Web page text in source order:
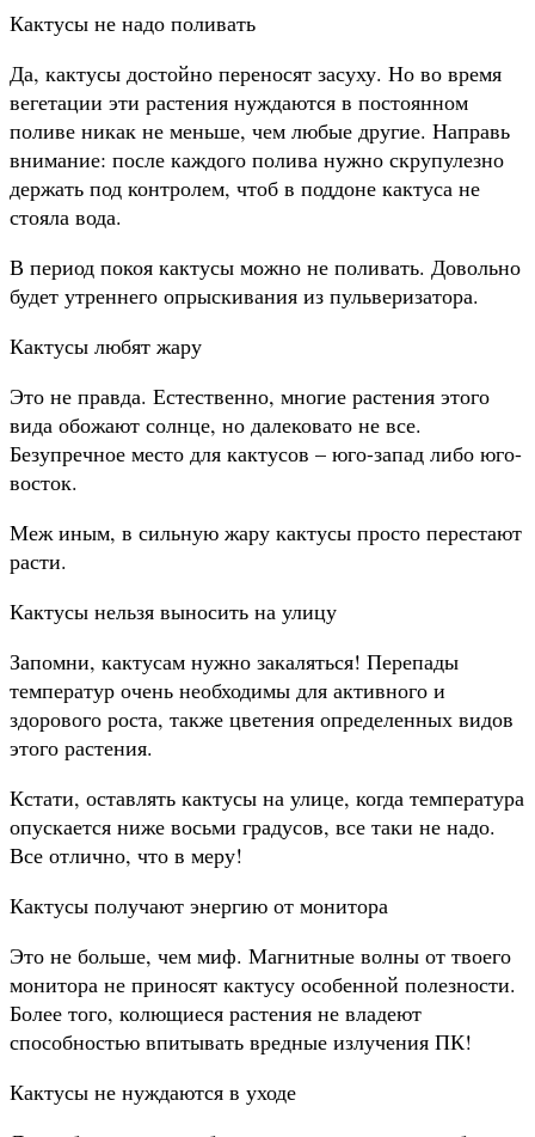
Кактусы не надо поливать
Да, кактусы достойно переносят засуху. Но во время
вегетации эти растения нуждаются в постоянном
поливе никак не меньше, чем любые другие. Направь
внимание: после каждого полива нужно скрупулезно
держать под контролем, чтоб в поддоне кактуса не
стояла вода.
В период покоя кактусы можно не поливать. Довольно
будет утреннего опрыскивания из пульверизатора.
Кактусы любят жару
Это не правда. Естественно, многие растения этого
вида обожают солнце, но далековато не все.
Безупречное место для кактусов – юго-запад либо юго-
восток.
Меж иным, в сильную жару кактусы просто перестают
расти.
Кактусы нельзя выносить на улицу
Запомни, кактусам нужно закаляться! Перепады
температур очень необходимы для активного и
здорового роста, также цветения определенных видов
этого растения.
Кстати, оставлять кактусы на улице, когда температура
опускается ниже восьми градусов, все таки не надо.
Все отлично, что в меру!
Кактусы получают энергию от монитора
Это не больше, чем миф. Магнитные волны от твоего
монитора не приносят кактусу особенной полезности.
Более того, колющиеся растения не владеют
способностью впитывать вредные излучения ПК!
Кактусы не нуждаются в уходе